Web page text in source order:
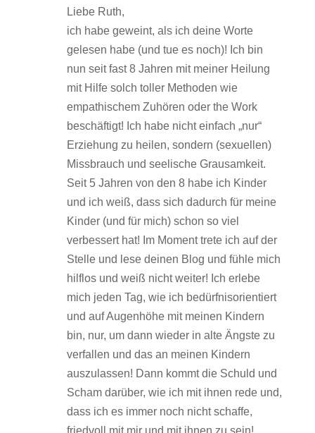
Liebe Ruth,
ich habe geweint, als ich deine Worte
gelesen habe (und tue es noch)! Ich bin
nun seit fast 8 Jahren mit meiner Heilung
mit Hilfe solch toller Methoden wie
empathischem Zuhören oder the Work
beschäftigt! Ich habe nicht einfach „nur“
Erziehung zu heilen, sondern (sexuellen)
Missbrauch und seelische Grausamkeit.
Seit 5 Jahren von den 8 habe ich Kinder
und ich weiß, dass sich dadurch für meine
Kinder (und für mich) schon so viel
verbessert hat! Im Moment trete ich auf der
Stelle und lese deinen Blog und fühle mich
hilflos und weiß nicht weiter! Ich erlebe
mich jeden Tag, wie ich bedürfnisorientiert
und auf Augenhöhe mit meinen Kindern
bin, nur, um dann wieder in alte Ängste zu
verfallen und das an meinen Kindern
auszulassen! Dann kommt die Schuld und
Scham darüber, wie ich mit ihnen rede und,
dass ich es immer noch nicht schaffe,
friedvoll mit mir und mit ihnen zu sein!